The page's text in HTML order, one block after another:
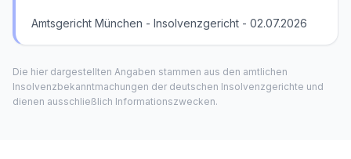
Amtsgericht München - Insolvenzgericht - 02.07.2026
Die hier dargestellten Angaben stammen aus den amtlichen
Insolvenzbekanntmachungen der deutschen Insolvenzgerichte und
dienen ausschließlich Informationszwecken.